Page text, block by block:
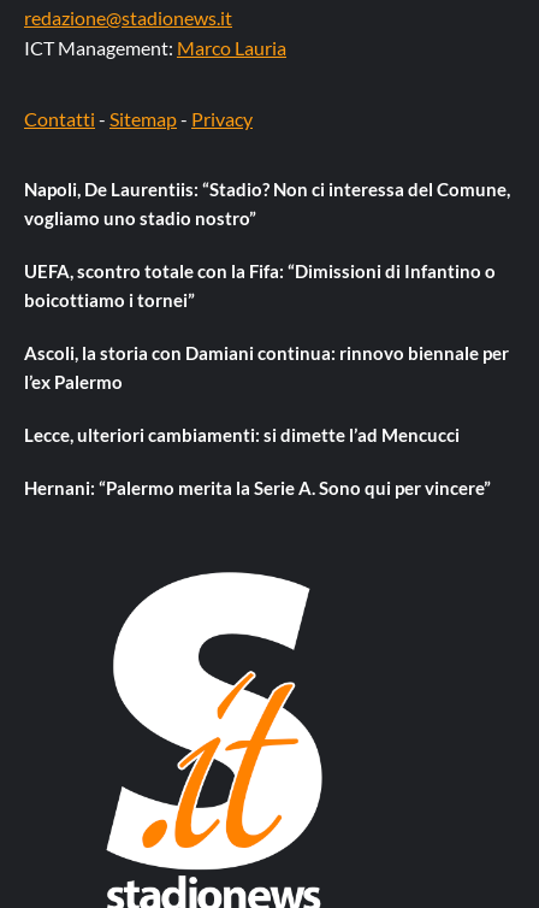
redazione@stadionews.it
ICT Management: Marco Lauria
Contatti - Sitemap- Privacy
Napoli, De Laurentiis: “Stadio? Non ci interessa del Comune,
vogliamo uno stadio nostro”
UEFA, scontro totale con la Fifa: “Dimissioni di Infantino o
boicottiamo i tornei”
Ascoli, la storia con Damiani continua: rinnovo biennale per
l’ex Palermo
Lecce, ulteriori cambiamenti: si dimette l’ad Mencucci
Hernani: “Palermo merita la Serie A. Sono qui per vincere”